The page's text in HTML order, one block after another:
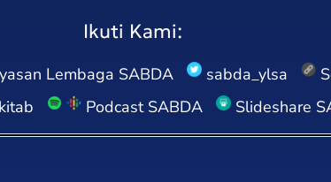
Ikuti Kami:
Lembaga SABDA sabda_ylsa
Podcast SABDA Slideshare